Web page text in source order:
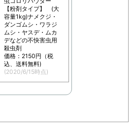
【粉剤タイプ】 (大
容量1kg)ナメクジ・
ダンゴムシ・ワラジ
ムシ・ヤスデ・ムカ
デなどの不快害虫用
殺虫剤
価格：2150円（税
込、送料無料)
(2020/6/15時点)